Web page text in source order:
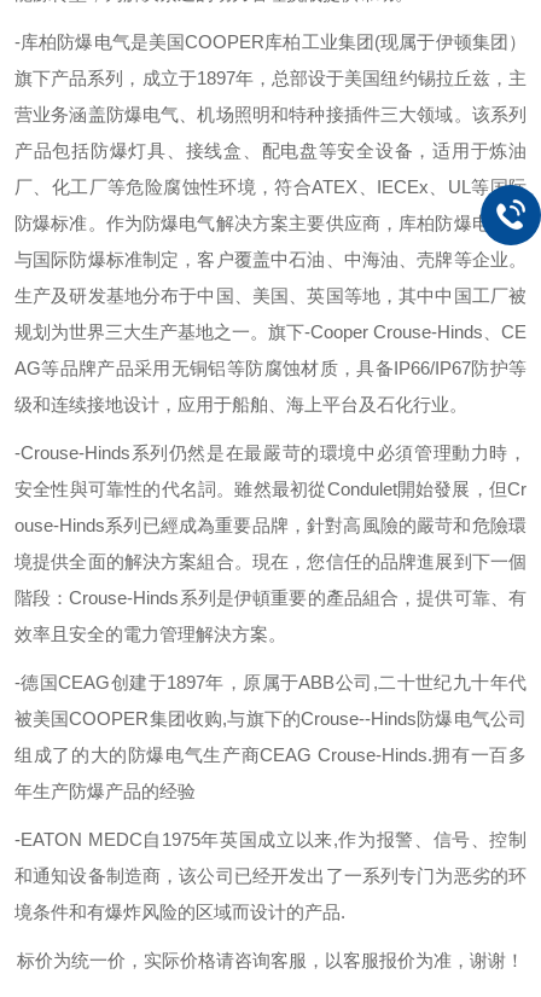
-库柏防爆电气是美国COOPER库柏工业集团(现属于伊顿集团）
旗下产品系列，成立于1897年，总部设于美国纽约锡拉丘兹，主
营业务涵盖防爆电气、机场照明和特种接插件三大领域。该系列
产品包括防爆灯具、接线盒、配电盘等安全设备，适用于炼油
厂、化工厂等危险腐蚀性环境，符合ATEX IECEx UL 等国际
防爆标准。作为防爆电气解决方案主要供应商，库柏防爆电气参
与国际防爆标准制定，客户覆盖中石油、中海油、壳牌等企业。
生产及研发基地分布于中国、美国、英国等地，其中中国工厂被
规划为世界三大生产基地之一。旗下-Cooper Crouse-Hinds
CE
AG等品牌产品采用无铜铝等防腐蚀材质，具备IP66/IP67防护等
级和连续接地设计，应用于船舶、海上平台及石化行业。
-Crouse-Hinds系列仍然是在最嚴苛的環境中必須管理動力時，
安全性與可靠性的代名詞。雖然最初從Condulet開始發展，但Cr
ouse-Hinds系列已經成為重要品牌，針對高風險的嚴苛和危險環
境提供全面的解決方案組合。現在，您信任的品牌進展到下一個
階段：Crouse-Hinds系列是伊頓重要的產品組合，提供可靠、有
效率且安全的電力管理解決方案。
-德国CEAG创建于1897年，原属于ABB公司 ,二十世纪九十年代
被美国COOPER集团收购,与旗下的Crouse--Hinds防爆电气公司
组成了的大的防爆电气生产商CEAG Crouse-Hinds.拥有一百多
年生产防爆产品的经验
-EATON MEDC自 1975年英国成立以来,作为报警、信号、控制
和通知设备制造商，该公司已经开发出了一系列专门为恶劣的环
境条件和有爆炸风险的区域而设计的产品.
标价为统一价，实际价格请咨询客服，以客服报价为准，谢谢！